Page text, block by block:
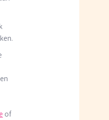
of